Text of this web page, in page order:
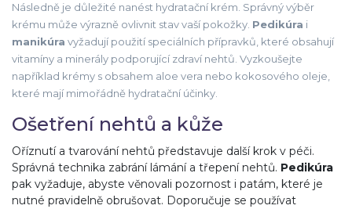
Následně je důležité nanést hydratační krém. Správný výběr
krému může výrazně ovlivnit stav vaší pokožky. Pedikúra i
manikúra vyžadují použití speciálních přípravků, které obsahují
vitamíny a minerály podporující zdraví nehtů. Vyzkoušejte
například krémy s obsahem aloe vera nebo kokosového oleje,
které mají mimořádně hydratační účinky.
Ošetření nehtů a kůže
Oříznutí a tvarování nehtů představuje další krok v péči.
Správná technika zabrání lámání a třepení nehtů. Pedikúra
pak vyžaduje, abyste věnovali pozornost i patám, které je
nutné pravidelně obrušovat. Doporučuje se používat